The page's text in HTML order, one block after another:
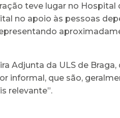
teve lugar no
no apoio às pessoas
Adjunta da ULS de
informal, que são,
relevante”.